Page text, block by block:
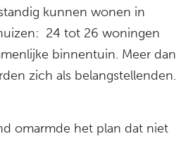
kunnen wonen in
24 tot 26 woningen
binnentuin. Meer dan
zich als belangstellenden.
omarmde het plan dat niet